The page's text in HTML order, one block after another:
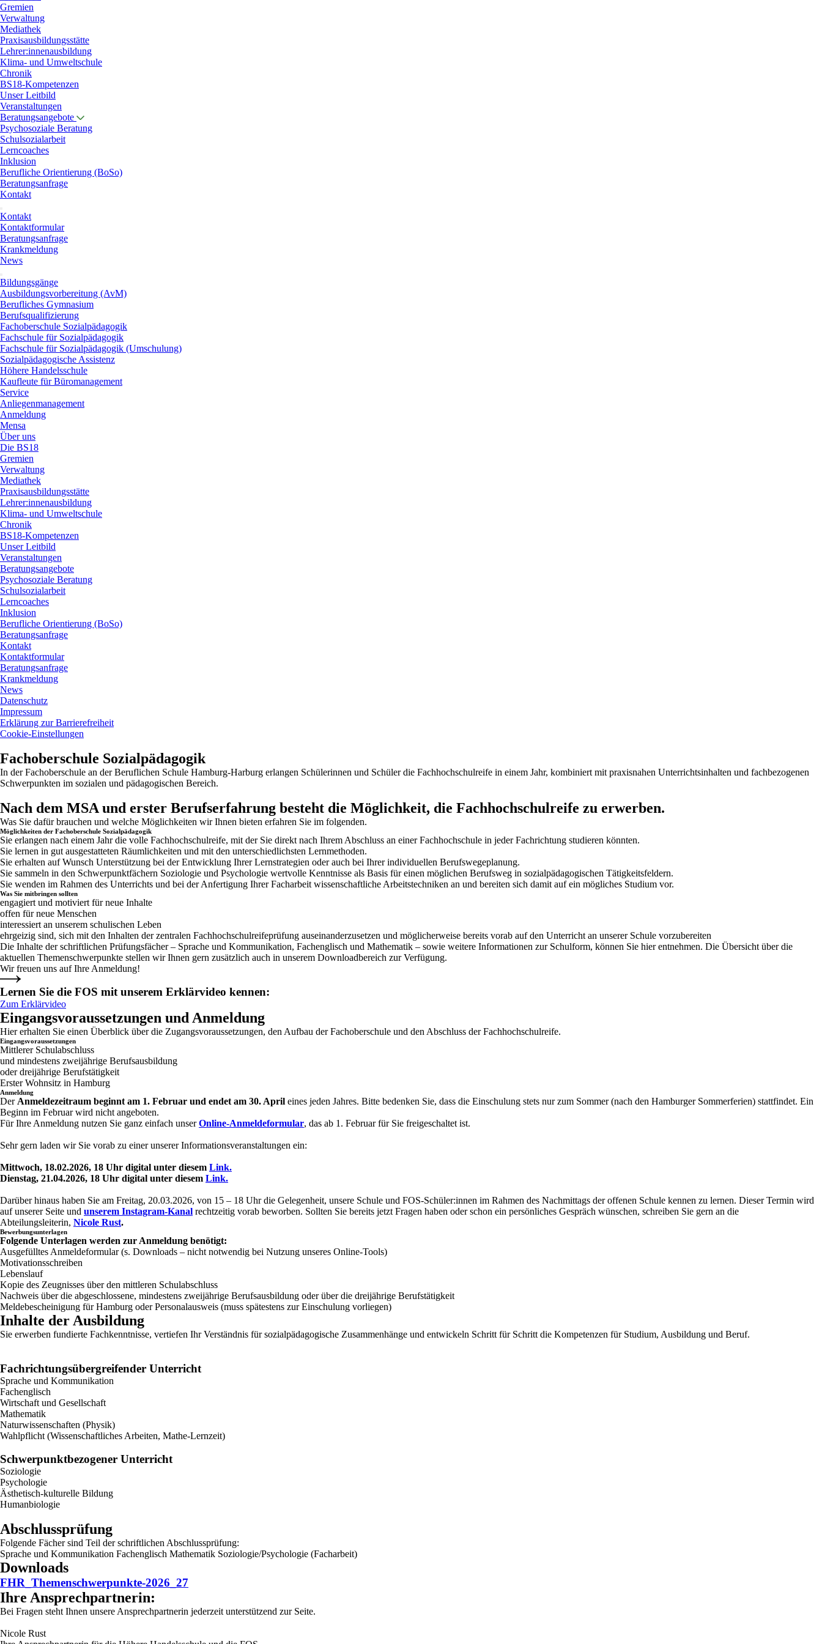
Gremien
Verwaltung
Mediathek
Praxisausbildungsstätte
Lehrer:innenausbildung
Klima- und Umweltschule
Chronik
BS18-Kompetenzen
Unser Leitbild
Veranstaltungen
Beratungsangebote
Psychosoziale Beratung
Schulsozialarbeit
Lerncoaches
Inklusion
Berufliche Orientierung (BoSo)
Beratungsanfrage
Kontakt
Kontakt
Kontaktformular
Beratungsanfrage
Krankmeldung
News
Bildungsgänge
Ausbildungsvorbereitung (AvM)
Berufliches Gymnasium
Berufsqualifizierung
Fachoberschule Sozialpädagogik
Fachschule für Sozialpädagogik
Fachschule für Sozialpädagogik (Umschulung)
Sozialpädagogische Assistenz
Höhere Handelsschule
Kaufleute für Büromanagement
Service
Anliegenmanagement
Anmeldung
Mensa
Über uns
Die BS18
Gremien
Verwaltung
Mediathek
Praxisausbildungsstätte
Lehrer:innenausbildung
Klima- und Umweltschule
Chronik
BS18-Kompetenzen
Unser Leitbild
Veranstaltungen
Beratungsangebote
Psychosoziale Beratung
Schulsozialarbeit
Lerncoaches
Inklusion
Berufliche Orientierung (BoSo)
Beratungsanfrage
Kontakt
Kontaktformular
Beratungsanfrage
Krankmeldung
News
Datenschutz
Impressum
Erklärung zur Barrierefreiheit
Cookie-Einstellungen
Fachoberschule Sozialpädagogik
In der Fachoberschule an der Beruflichen Schule Hamburg-Harburg erlangen Schülerinnen und Schüler die Fachhochschulreife in einem Jahr, kombiniert mit praxisnahen Unterrichtsinhalten und fachbezogenen
Schwerpunkten im sozialen und pädagogischen Bereich.
Nach dem MSA und erster Berufserfahrung besteht die Möglichkeit, die Fachhochschulreife zu erwerben.
Was Sie dafür brauchen und welche Möglichkeiten wir Ihnen bieten erfahren Sie im folgenden.
Möglichkeiten der Fachoberschule Sozialpädagogik
Sie erlangen nach einem Jahr die volle Fachhochschulreife, mit der Sie direkt nach Ihrem Abschluss an einer Fachhochschule in jeder Fachrichtung studieren könnten.
Sie lernen in gut ausgestatteten Räumlichkeiten und mit den unterschiedlichsten Lernmethoden.
Sie erhalten auf Wunsch Unterstützung bei der Entwicklung Ihrer Lernstrategien oder auch bei Ihrer individuellen Berufswegeplanung.
Sie sammeln in den Schwerpunktfächern Soziologie und Psychologie wertvolle Kenntnisse als Basis für einen möglichen Berufsweg in sozialpädagogischen Tätigkeitsfeldern.
Sie wenden im Rahmen des Unterrichts und bei der Anfertigung Ihrer Facharbeit wissenschaftliche Arbeitstechniken an und bereiten sich damit auf ein mögliches Studium vor.
Was Sie mitbringen sollten
engagiert und motiviert für neue Inhalte
offen für neue Menschen
interessiert an unserem schulischen Leben
ehrgeizig sind, sich mit den Inhalten der zentralen Fachhochschulreifeprüfung auseinanderzusetzen und möglicherweise bereits vorab auf den Unterricht an unserer Schule vorzubereiten
Die Inhalte der schriftlichen Prüfungsfächer – Sprache und Kommunikation, Fachenglisch und Mathematik – sowie weitere Informationen zur Schulform, können Sie hier entnehmen. Die Übersicht über die
aktuellen Themenschwerpunkte stellen wir Ihnen gern zusätzlich auch in unserem Downloadbereich zur Verfügung.
Wir freuen uns auf Ihre Anmeldung!
Lernen Sie die FOS mit unserem Erklärvideo kennen:
Zum Erklärvideo
Eingangsvoraussetzungen und Anmeldung
Hier erhalten Sie einen Überblick über die Zugangsvoraussetzungen, den Aufbau der Fachoberschule und den Abschluss der Fachhochschulreife.
Eingangsvoraussetzungen
Mittlerer Schulabschluss
und mindestens zweijährige Berufsausbildung
oder dreijährige Berufstätigkeit
Erster Wohnsitz in Hamburg
Anmeldung
Der Anmeldezeitraum beginnt am 1. Februar und endet am 30. April eines jeden Jahres. Bitte bedenken Sie, dass die Einschulung stets nur zum Sommer (nach den Hamburger Sommerferien) stattfindet. Ein
Beginn im Februar wird nicht angeboten.
Für Ihre Anmeldung nutzen Sie ganz einfach unserOnline-Anmeldeformular, das ab 1. Februar für Sie freigeschaltet ist.
Sehr gern laden wir Sie vorab zu einer unserer Informationsveranstaltungen ein:
Mittwoch, 18.02.2026, 18 Uhr digital unter diesem Link.
Dienstag, 21.04.2026, 18 Uhr digital unter diesem Link.
Darüber hinaus haben Sie am Freitag, 20.03.2026, von 15 – 18 Uhr die Gelegenheit, unsere Schule und FOS-Schüler:innen im Rahmen des Nachmittags der offenen Schule kennen zu lernen. Dieser Termin wird
auf unserer Seite und unserem Instagram-Kanal rechtzeitig vorab beworben. Sollten Sie bereits jetzt Fragen haben oder schon ein persönliches Gespräch wünschen, schreiben Sie gern an die
Abteilungsleiterin, Nicole Rust.
Bewerbungsunterlagen
Folgende Unterlagen werden zur Anmeldung benötigt:
Ausgefülltes Anmeldeformular (s. Downloads – nicht notwendig bei Nutzung unseres Online-Tools)
Motivationsschreiben
Lebenslauf
Kopie des Zeugnisses über den mittleren Schulabschluss
Nachweis über die abgeschlossene, mindestens zweijährige Berufsausbildung oder über die dreijährige Berufstätigkeit
Meldebescheinigung für Hamburg oder Personalausweis (muss spätestens zur Einschulung vorliegen)
Inhalte der Ausbildung
Sie erwerben fundierte Fachkenntnisse, vertiefen Ihr Verständnis für sozialpädagogische Zusammenhänge und entwickeln Schritt für Schritt die Kompetenzen für Studium, Ausbildung und Beruf.
Fachrichtungsübergreifender Unterricht
Sprache und Kommunikation
Fachenglisch
Wirtschaft und Gesellschaft
Mathematik
Naturwissenschaften (Physik)
Wahlpflicht (Wissenschaftliches Arbeiten, Mathe-Lernzeit)
Schwerpunktbezogener Unterricht
Soziologie
Psychologie
Ästhetisch-kulturelle Bildung
Humanbiologie
Abschlussprüfung
Folgende Fächer sind Teil der schriftlichen Abschlussprüfung:
Sprache und Kommunikation Fachenglisch Mathematik Soziologie/Psychologie (Facharbeit)
Downloads
FHR_Themenschwerpunkte-2026_27
Ihre Ansprechpartnerin:
Bei Fragen steht Ihnen unsere Ansprechpartnerin jederzeit unterstützend zur Seite.
Nicole Rust